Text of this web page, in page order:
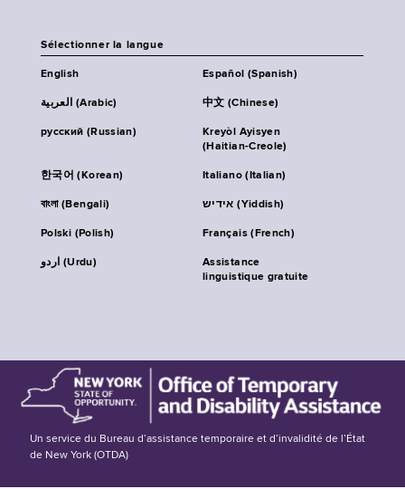
Sélectionner la langue
English Español (Spanish)
العربية (Arabic) 中文 (Chinese)
русский (Russian)
Kreyòl Ayisyen
(Haitian-Creole)
한국어 (Korean) Italiano (Italian)
বাংলা (Bengali) אידיש (Yiddish)
Polski (Polish) Français (French)
اردو (Urdu)
Assistance
linguistique gratuite
Un service du Bureau d’assistance temporaire et d’invalidité de l’État
de New York (OTDA)